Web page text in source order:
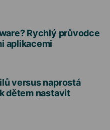
Rychlý průvodce
aplikacemi
versus naprostá
dětem nastavit